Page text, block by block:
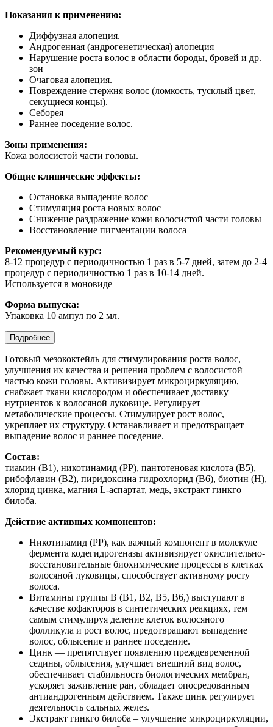
Показания к применению:
Диффузная алопеция.
Андрогенная (андрогенетическая) алопеция
Нарушение роста волос в области бороды, бровей и др.
зон
Очаговая алопеция.
Повреждение стержня волос (ломкость, тусклый цвет,
секущиеся концы).
Себорея
Раннее поседение волос.
Зоны применения:
Кожа волосистой части головы.
Общие клинические эффекты:
Остановка выпадение волос
Стимуляция роста новых волос
Снижение раздражение кожи волосистой части головы
Восстановление пигментации волоса
Рекомендуемый курс:
8-12 процедур с периодичностью 1 раз в 5-7 дней, затем до 2-4
процедур с периодичностью 1 раз в 10-14 дней.
Используется в моновиде
Форма выпуска:
Упаковка 10 ампул по 2 мл.
Подробнее
Готовый мезококтейль для стимулирования роста волос,
улучшения их качества и решения проблем с волосистой
частью кожи головы. Активизирует микроциркуляцию,
снабжает ткани кислородом и обеспечивает доставку
нутриентов к волосяной луковице. Регулирует
метаболические процессы. Стимулирует рост волос,
укрепляет их структуру. Останавливает и предотвращает
выпадение волос и раннее поседение.
Состав:
тиамин (В1), никотинамид (РР), пантотеновая кислота (В5),
рибофлавин (В2), пиридоксина гидрохлорид (В6), биотин (Н),
хлорид цинка, магния L-аспартат, медь, экстракт гинкго
билоба.
Действие активных компонентов:
Никотинамид (РР), как важный компонент в молекуле
фермента кодегидрогеназы активизирует окислительно-
восстановительные биохимические процессы в клетках
волосяной луковицы, способствует активному росту
волоса.
Витамины группы В (В1, В2, В5, В6,) выступают в
качестве кофакторов в синтетических реакциях, тем
самым стимулируя деление клеток волосяного
фолликула и рост волос, предотвращают выпадение
волос, облысение и раннее поседение.
Цинк — препятствует появлению преждевременной
седины, облысения, улучшает внешний вид волос,
обеспечивает стабильность биологических мембран,
ускоряет заживление ран, обладает опосредованным
антиандрогенным действием. Также цинк регулирует
деятельность сальных желез.
Экстракт гинкго билоба – улучшение микроциркуляции,